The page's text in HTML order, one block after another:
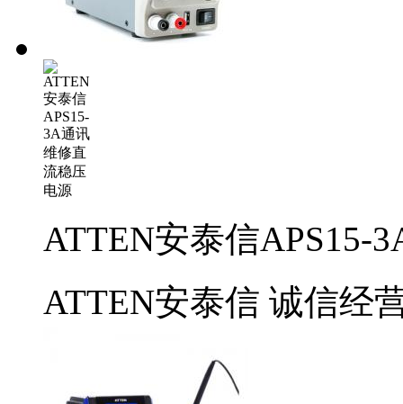
ATTEN安泰信APS15-
ATTEN安泰信 诚信经